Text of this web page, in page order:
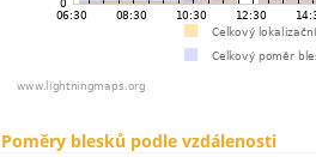
Poměry blesků podle vzdálenosti